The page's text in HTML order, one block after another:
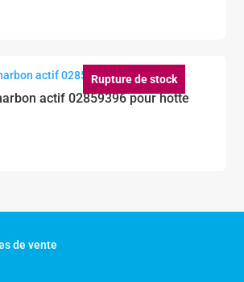
Rupture de stock
actif 02859396 pour hotte
de vente